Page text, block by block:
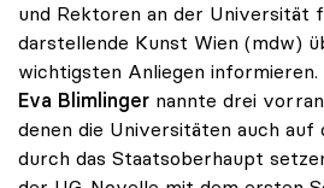
und Rektoren an der Universität
darstellende Kunst Wien (mdw)
wichtigsten Anliegen informieren.
Eva Blimlinger nannte drei
denen die Universitäten auch
durch das Staatsoberhaupt